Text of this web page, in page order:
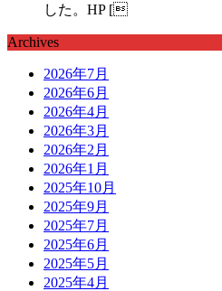
した。HP [
Archives
2026年7月
2026年6月
2026年4月
2026年3月
2026年2月
2026年1月
2025年10月
2025年9月
2025年7月
2025年6月
2025年5月
2025年4月